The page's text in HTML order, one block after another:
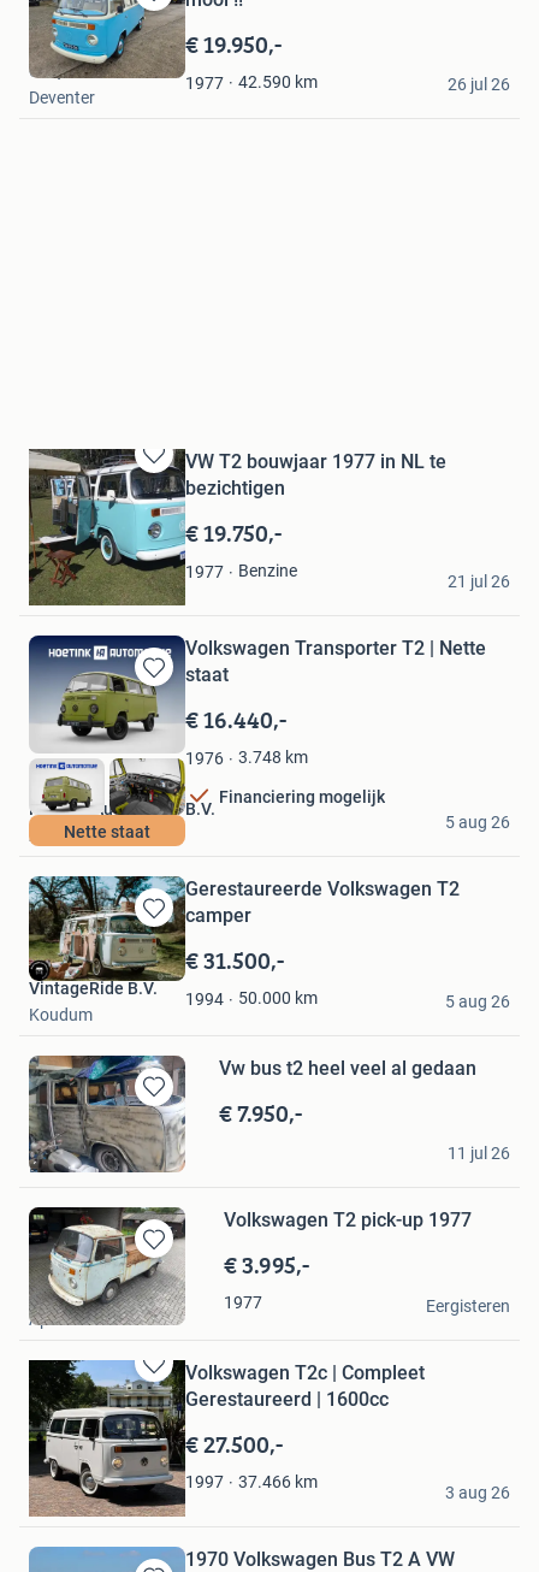
Bewaren
in
Mijn
Favorieten
€ 19.950,-
1977 42.590 km
Cas, cherokee 4 me
Deventer
26 jul 26
Bewaren
in
Mijn
Favorieten
VW T2 bouwjaar 1977 in NL te
bezichtigen
€ 19.750,-
1977 Benzine
Brascars (0\_!_/0)
Diemen
21 jul 26
Bewaren
in
Mijn
Favorieten
Nette staat
Volkswagen Transporter T2 | Nette
staat
€ 16.440,-
1976 3.748 km
Financiering mogelijk
Hoetink Automotive B.V.
Zutphen
5 aug 26
Bewaren
in
Mijn
Favorieten
Gerestaureerde Volkswagen T2
camper
€ 31.500,-
1994 50.000 km
VintageRide B.V.
Koudum
5 aug 26
Bewaren
in
Mijn
Favorieten
Vw bus t2 heel veel al gedaan
€ 7.950,-
cees
Dedemsvaart
11 jul 26
Bewaren
in
Mijn
Favorieten
Volkswagen T2 pick-up 1977
€ 3.995,-
1977
Gertie
Apeldoorn
Eergisteren
Bewaren
in
Mijn
Favorieten
Volkswagen T2c | Compleet
Gerestaureerd | 1600cc
€ 27.500,-
1997 37.466 km
Invintique
Putten
3 aug 26
1970 Volkswagen Bus T2 A VW